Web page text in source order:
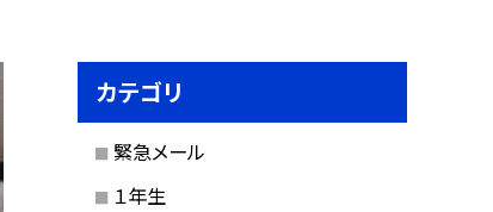
カテゴリ
緊急メール
１年生